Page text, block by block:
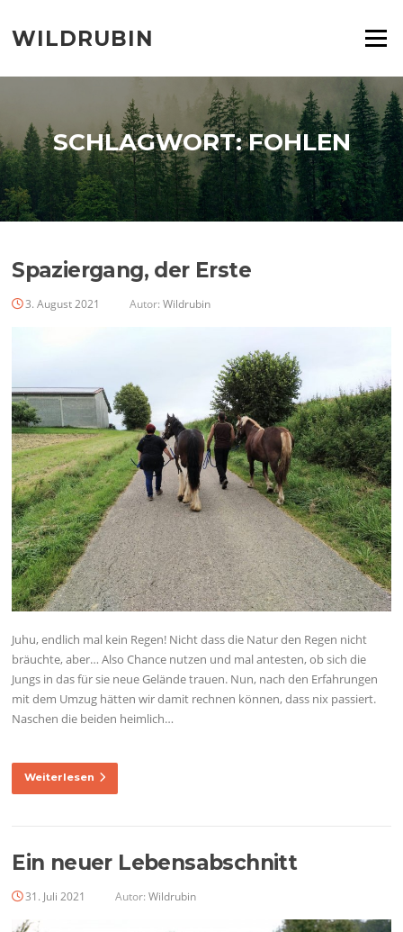
Inhalt
springen
WILDRUBIN Menü
SCHLAGWORT:FOHLEN
Spaziergang, der Erste
3. August 2021 Autor:Wildrubin
Juhu, endlich mal kein Regen! Nicht dass die Natur den Regen nicht
bräuchte, aber… Also Chance nutzen und mal antesten, ob sich die
Jungs in das für sie neue Gelände trauen. Nun, nach den Erfahrungen
mit dem Umzug hätten wir damit rechnen können, dass nix passiert.
Naschen die beiden heimlich…
Weiterlesen
Ein neuer Lebensabschnitt
31. Juli 2021 Autor:Wildrubin